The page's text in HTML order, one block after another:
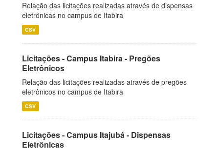
Relação das licitações realizadas através de dispensas
eletrônicas no campus de Itabira
CSV
Licitações - Campus Itabira - Pregões
Eletrônicos
Relação das licitações realizadas através de pregões
eletrônicos no campus de Itabira
CSV
Licitações - Campus Itajubá - Dispensas
Eletrônicas